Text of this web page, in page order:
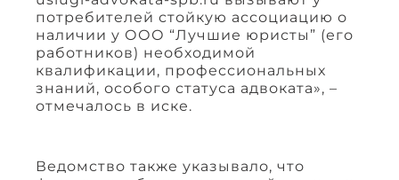
потребителей стойкую ассоциацию о
наличии у ООО “Лучшие юристы” (его
работников) необходимой
квалификации, профессиональных
знаний, особого статуса адвоката», –
отмечалось в иске.
Ведомство также указывало, что